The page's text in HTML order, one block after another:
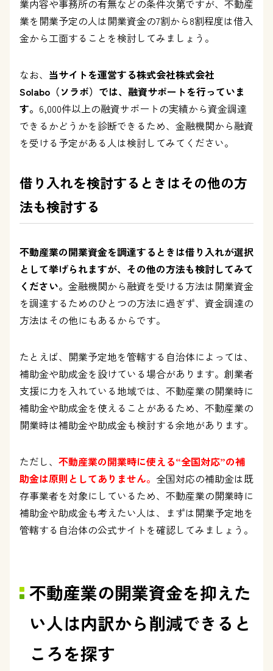
業内容や事務所の有無などの条件次第ですが、不動産
業を開業予定の人は開業資金の7割から8割程度は借入
金から工面することを検討してみましょう。
なお、 当サイトを運営する株式会社株式会社
Solabo（ソラボ）では、融資サポートを行っていま
す。 6,000件以上の融資サポートの実績から資金調達
できるかどうかを診断できるため、金融機関から融資
を受ける予定がある人は検討してみてください。
借り入れを検討するときはその他の方
法も検討する
不動産業の開業資金を調達するときは借り入れが選択
として挙げられますが、その他の方法も検討してみて
ください。 金融機関から融資を受ける方法は開業資金
を調達するためのひとつの方法に過ぎず、資金調達の
方法はその他にもあるからです。
たとえば、開業予定地を管轄する自治体によっては、
補助金や助成金を設けている場合があります。創業者
支援に力を入れている地域では、不動産業の開業時に
補助金や助成金を使えることがあるため、不動産業の
開業時は補助金や助成金も検討する余地があります。
ただし、 不動産業の開業時に使える“全国対応”の補
助金は原則としてありません。 全国対応の補助金は既
存事業者を対象にしているため、不動産業の開業時に
補助金や助成金も考えたい人は、まずは開業予定地を
管轄する自治体の公式サイトを確認してみましょう。
不動産業の開業資金を抑えた
い人は内訳から削減できると
ころを探す